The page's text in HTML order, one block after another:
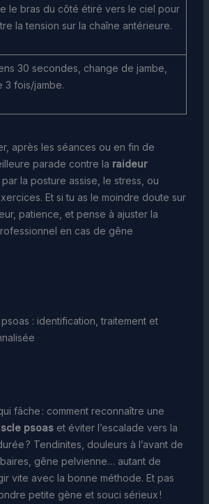
le bras du côté étiré vers le ciel pour
la tension sur la chaîne antérieure.
30 secondes, change de jambe,
3 fois/jambe.
après les séances ou en fin de
parade contre la raideur
la posture assise, le stress, ou
Et si tu as le moindre doute sur
patience, et pense à ajuster la
en cas de gêne
: identification, traitement et
fâche : comment reconnaître une
psoaset éviter l’escalade vers la
? Tendinites, douleurs à l’avant de
gêne pelvienne… autant de
vite avec la bonne méthode. Et pas
petite gène et souci sérieux !